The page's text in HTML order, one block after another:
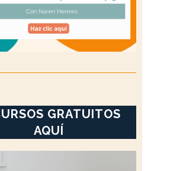
GRATUITOS
AQUÍ